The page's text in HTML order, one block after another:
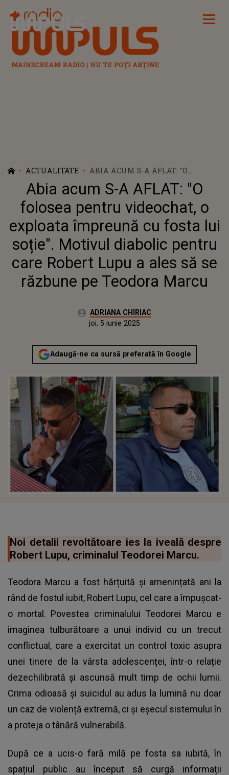
Radio Impuls
ACTUALITATE
ABIA ACUM S-A AFLAT: "O
FOLOSEA PENTRU VIDEOCHAT, O
EXPLOATA ÎMPREUNĂ CU FOSTA
LUI SOȚIE". MOTIVUL DIABOLIC
PENTRU CARE ROBERT LUPU A
ALES SĂ SE RĂZBUNE PE TEODORA
MARCU
Abia acum S-A AFLAT: "O
folosea pentru videochat, o
exploata împreună cu fosta lui
soție". Motivul diabolic pentru
care Robert Lupu a ales să se
răzbune pe Teodora Marcu
Autor:ADRIANA CHIRIAC
Actualizat:
joi, 5 iunie 2025
Adaugă-ne ca sursă preferată în Google
Noi detalii revoltătoare ies la iveală despre
Robert Lupu, criminalul Teodorei Marcu.
Teodora Marcu a fost hărțuită și amenințată ani la
rând de fostul iubit, Robert Lupu, cel care a împușcat-
o mortal. Povestea criminalului Teodorei Marcu e
imaginea tulburătoare a unui individ cu un trecut
conflictual, care a exercitat un control toxic asupra
unei tinere de la vârsta adolescenței, într-o relație
dezechilibrată și ascunsă mult timp de ochii lumii.
Crima odioasă și suicidul au adus la lumină nu doar
un caz de violență extremă, ci și eșecul sistemului în
a proteja o tânără vulnerabilă.
După ce a ucis-o fară milă pe fosta sa iubită, în
spațiul public au început să curgă informații